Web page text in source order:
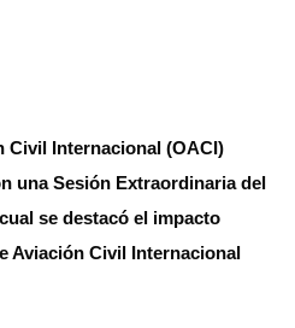
Civil Internacional (OACI)
una Sesión Extraordinaria del
se destacó el impacto
Aviación Civil Internacional